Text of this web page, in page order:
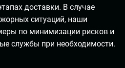
доставки. В случае
ситуаций, наши
по минимизации рисков и
службы при необходимости.